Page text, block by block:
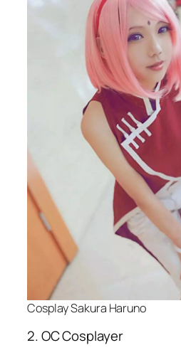
Cosplay Sakura Haruno
2. OC Cosplayer